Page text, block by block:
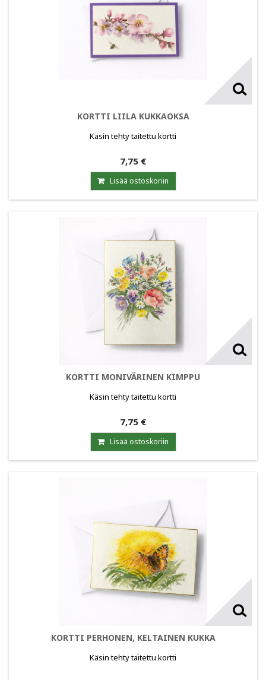
KORTTI LIILA KUKKAOKSA
Käsin tehty taitettu kortti
7,75 €
Lisää ostoskoriin
KORTTI MONIVÄRINEN KIMPPU
Käsin tehty taitettu kortti
7,75 €
Lisää ostoskoriin
KORTTI PERHONEN, KELTAINEN KUKKA
Käsin tehty taitettu kortti